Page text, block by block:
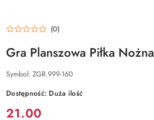
(0)
Gra Planszowa Piłka Nożna
Symbol: ZGR.999-160
Dostępność: Duża ilość
cena:
21.00